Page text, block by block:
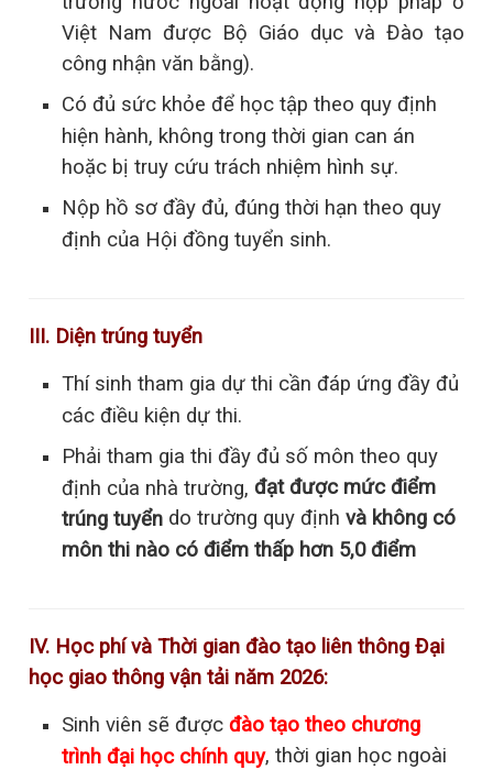
Việt Nam được Bộ Giáo dục và Đào tạo
công nhận văn bằng).
Có đủ sức khỏe để học tập theo quy định
hiện hành, không trong thời gian can án
hoặc bị truy cứu trách nhiệm hình sự.
Nộp hồ sơ đầy đủ, đúng thời hạn theo quy
định của Hội đồng tuyển sinh.
III. Diện trúng tuyển
Thí sinh tham gia dự thi cần đáp ứng đầy đủ
các điều kiện dự thi.
Phải tham gia thi đầy đủ số môn theo quy
định của nhà trường,đạt được mức điểm
trúng tuyển do trường quy định và không có
môn thi nào có điểm thấp hơn 5,0 điểm
IV. Học phí và Thời gian đào tạo liên thông Đại
học giao thông vận tải năm 2026:
Sinh viên sẽ đượcđào tạo theo chương
trình đại học chính quy, thời gian học ngoài